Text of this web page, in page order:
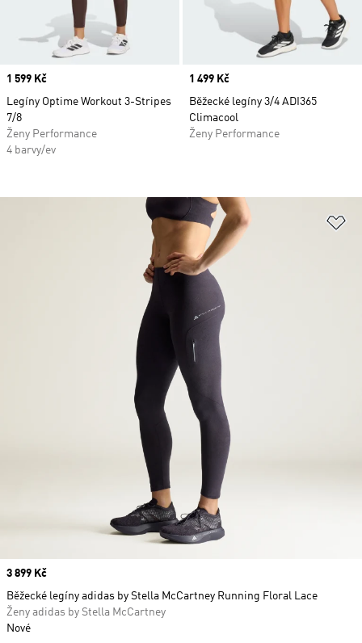
Price
1 599 Kč
Legíny Optime Workout 3-Stripes
7/8
Ženy Performance
4 barvy/ev
Price
1 499 Kč
Běžecké legíny 3/4 ADI365
Climacool
Ženy Performance
Price
3 899 Kč
Běžecké legíny adidas by Stella McCartney Running Floral Lace
Ženy adidas by Stella McCartney
Nové